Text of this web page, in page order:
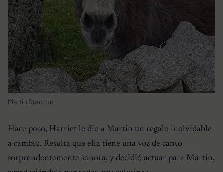
Martin Stanton
Hace poco, Harriet le dio a Martin un regalo inolvidable
a cambio. Resulta que ella tiene una voz de canto
sorprendentemente sonora, y decidió actuar para Martin,